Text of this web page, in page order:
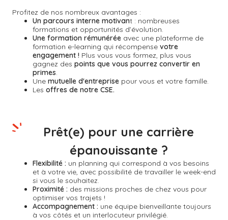
Profitez de nos nombreux avantages :
Un parcours interne motivant : nombreuses
formations et opportunités d’évolution.
Une formation rémunérée avec une plateforme de
formation e-learning qui récompense votre
engagement ! Plus vous vous formez, plus vous
gagnez des points que vous pourrez convertir en
primes.
Une mutuelle d'entreprise pour vous et votre famille.
Les offres de notre CSE.
Flexibilité : un planning qui correspond à vos besoins
et à votre vie, avec possibilité de travailler le week-end
si vous le souhaitez.
Proximité : des missions proches de chez vous pour
optimiser vos trajets !
Accompagnement : une équipe bienveillante toujours
à vos côtés et un interlocuteur privilégié.
Prêt(e) pour une carrière
épanouissante ?